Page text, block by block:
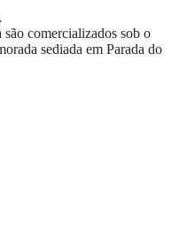
comercializados sob o
sediada em Parada do